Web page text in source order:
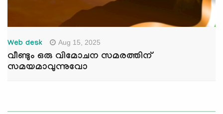
Web desk Aug 15, 2025
വീണ്ടും ഒരു വിമോചന സമരത്തിന്
സമയമാവുന്നുവോ